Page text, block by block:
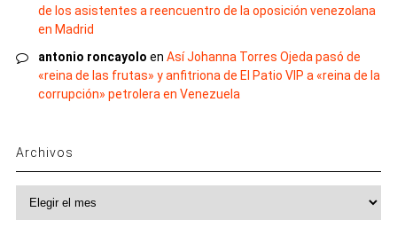
de los asistentes a reencuentro de la oposición venezolana
en Madrid
antonio roncayolo en Así Johanna Torres Ojeda pasó de
«reina de las frutas» y anfitriona de El Patio VIP a «reina de la
corrupción» petrolera en Venezuela
Archivos